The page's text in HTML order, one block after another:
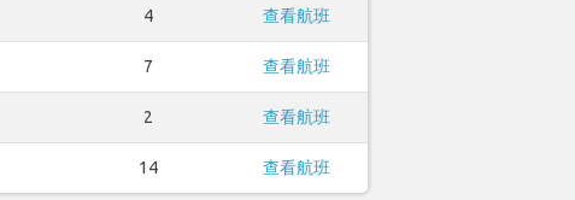
4 查看航班
7 查看航班
2 查看航班
14 查看航班